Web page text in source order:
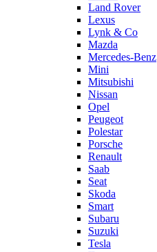
Land Rover
Lexus
Lynk & Co
Mazda
Mercedes-Benz
Mini
Mitsubishi
Nissan
Opel
Peugeot
Polestar
Porsche
Renault
Saab
Seat
Skoda
Smart
Subaru
Suzuki
Tesla